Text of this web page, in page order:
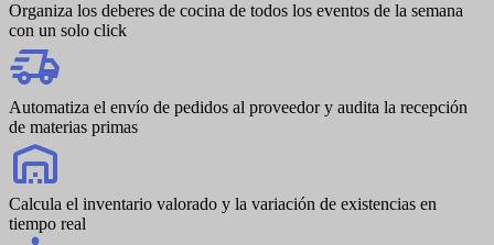
Organiza los deberes de cocina de todos los eventos de la semana
con un solo click
Automatiza el envío de pedidos al proveedor y audita la recepción
de materias primas
Calcula el inventario valorado y la variación de existencias en
tiempo real